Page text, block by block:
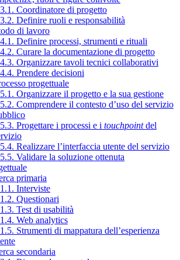
Coordinatore di progetto
Definire ruoli e responsabilità
di lavoro
Definire processi, strumenti e rituali
Curare la documentazione di progetto
Organizzare tavoli tecnici collaborativi
Prendere decisioni
progettuale
Organizzare il progetto e la sua gestione
Comprendere il contesto d’uso del servizio
Progettare i processi e i touchpointdel
Realizzare l’interfaccia utente del servizio
Validare la soluzione ottenuta
primaria
Interviste
Questionari
Test di usabilità
Web analytics
Strumenti di mappatura dell’esperienza
secondaria